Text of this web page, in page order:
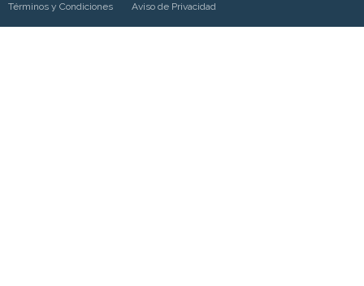
Términos y Condiciones Aviso de Privacidad